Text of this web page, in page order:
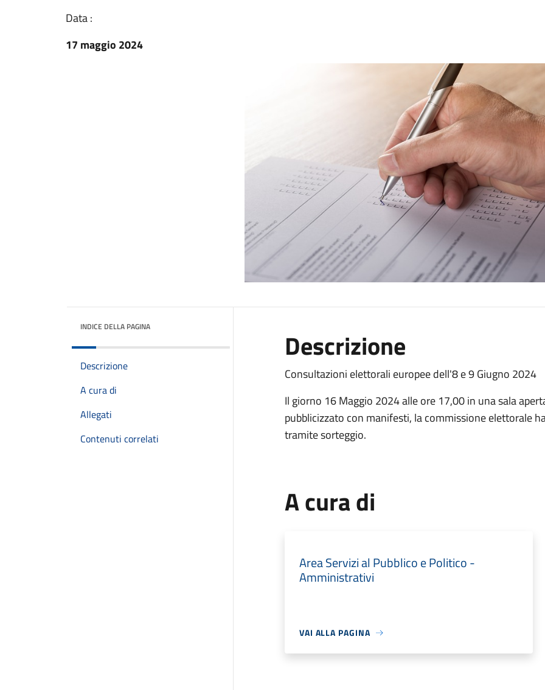
Data :
17 maggio 2024
INDICE DELLA PAGINA
Descrizione
A cura di
Allegati
Contenuti correlati
Descrizione
Consultazioni elettorali europee dell'8 e 9 Giugno 2024
Il giorno 16 Maggio 2024 alle ore 17,00 in una sala
pubblicizzato con manifesti, la commissione elettorale
tramite sorteggio.
A cura di
Area Servizi al Pubblico e Politico -
Amministrativi
VAI ALLA PAGINA